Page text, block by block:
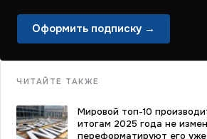
Оформить подписку →
ЧИТАЙТЕ ТАКЖЕ
Мировой топ-10
итогам 2025 года не
переформатируют его